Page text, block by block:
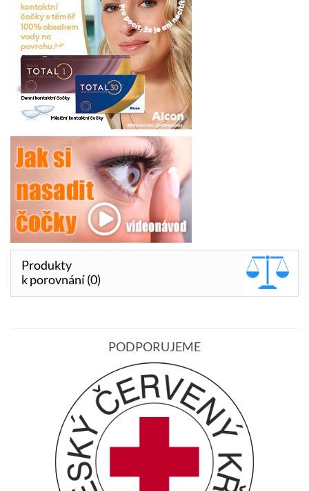
Produkty
k porovnání (0)
PODPORUJEME